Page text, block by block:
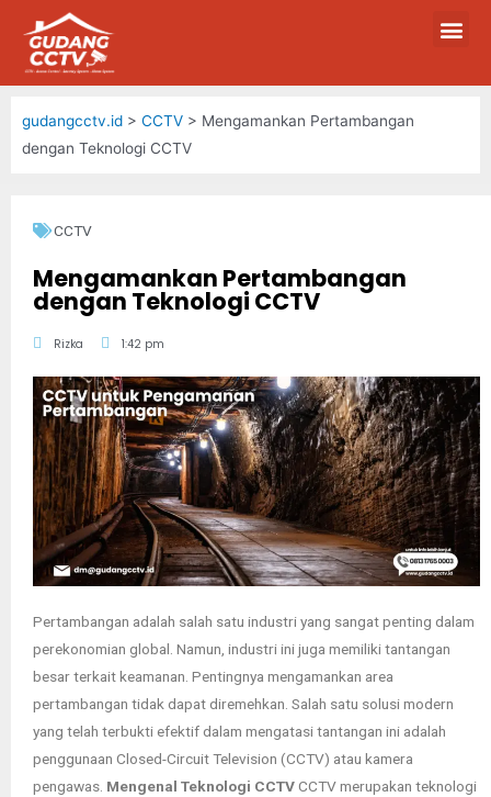
gudangcctv.id > CCTV > Mengamankan Pertambangan
dengan Teknologi CCTV
CCTV
Mengamankan Pertambangan
dengan Teknologi CCTV
Rizka 1:42 pm
Pertambangan adalah salah satu industri yang sangat penting dalam
perekonomian global. Namun, industri ini juga memiliki tantangan
besar terkait keamanan. Pentingnya mengamankan area
pertambangan tidak dapat diremehkan. Salah satu solusi modern
yang telah terbukti efektif dalam mengatasi tantangan ini adalah
penggunaan Closed-Circuit Television (CCTV) atau kamera
pengawas. Mengenal Teknologi CCTVCCTV merupakan teknologi